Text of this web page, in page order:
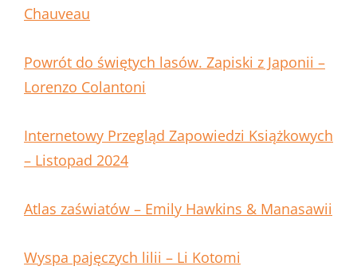
Chauveau
Powrót do świętych lasów. Zapiski z Japonii –
Lorenzo Colantoni
Internetowy Przegląd Zapowiedzi Książkowych
– Listopad 2024
Atlas zaświatów – Emily Hawkins & Manasawii
Wyspa pajęczych lilii – Li Kotomi